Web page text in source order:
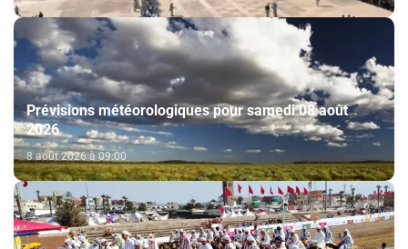
Prévisions météorologiques pour samedi 08 août
2026
8 août 2026 à 09:00